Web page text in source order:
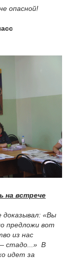
опасной!
встрече
доказывал: «Вы
предложи вот
из нас
стадо...» В
идет за